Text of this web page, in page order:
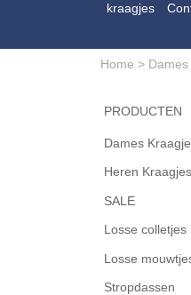
kraagjes
Home >
PRODUCTEN
Dames
Heren Kraagjes
SALE
Losse colletjes
Losse
Stropdassen